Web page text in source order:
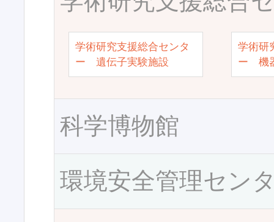
学術研究支援総合センタ
ー 遺伝子実験施設
学術研
ー 機
科学博物館
環境安全管理セン